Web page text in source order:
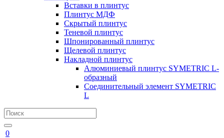
Вставки в плинтус
Плинтус МДФ
Скрытый плинтус
Теневой плинтус
Шпонированный плинтус
Щелевой плинтус
Накладной плинтус
Алюминиевый плинтус SYMETRIC L-
образный
Соединительный элемент SYMETRIC
L
0